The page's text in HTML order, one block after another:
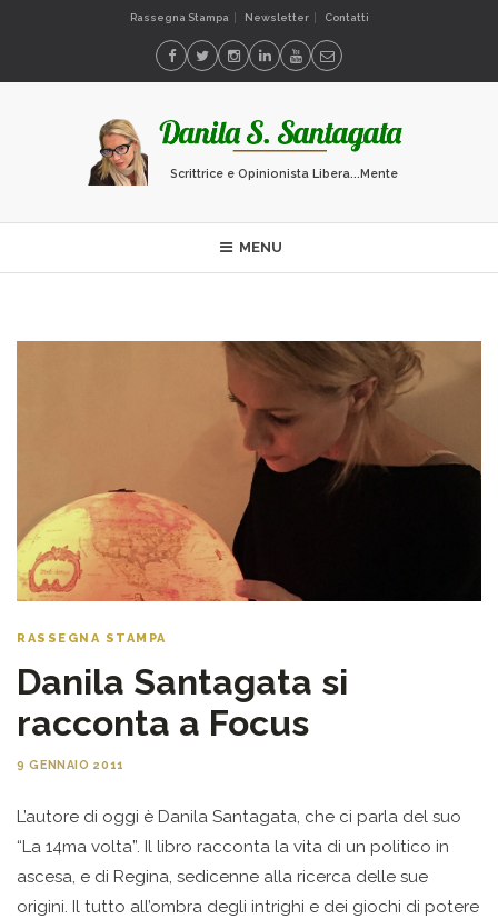
Rassegna Stampa Newsletter Contatti
Scrittrice e Opinionista Libera...Mente
MENU
RASSEGNA STAMPA
Danila Santagata si
racconta a Focus
9 GENNAIO 2011
L’autore di oggi è Danila Santagata, che ci parla del suo
“La 14ma volta”. Il libro racconta la vita di un politico in
ascesa, e di Regina, sedicenne alla ricerca delle sue
origini. Il tutto all’ombra degli intrighi e dei giochi di potere